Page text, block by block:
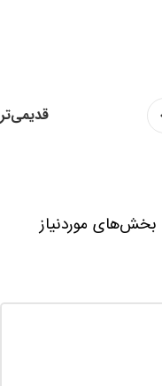
قدیمی‌تر
بخش‌های موردنیاز